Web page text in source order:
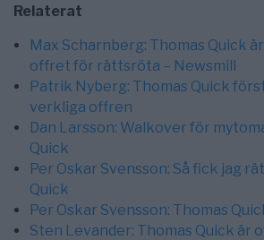
Relaterat
Max Scharnberg: Thomas Quick
offret för rättsröta – Newsmill
Patrik Nyberg: Thomas Quick
verkliga offren
Dan Larsson: Walkover för
Quick
Per Oskar Svensson: Så fick jag
Quick
Per Oskar Svensson: Thomas
Sten Levander: Thomas Quick är